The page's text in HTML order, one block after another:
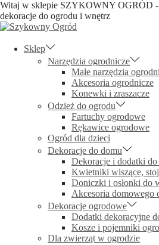
Witaj w sklepie SZYKOWNY OGRÓD -
dekoracje do ogrodu i wnętrz
Skip
navigation
Skip
contentSklep
Narzędzia ogrodnicze
Małe narzędzia
Akcesoria ogrodnicze
Konewki i zraszacze
Odzież do ogrodu
Fartuchy ogrodowe
Rękawice ogrodowe
Ogród dla dzieci
Dekoracje do domu
Dekoracje i dodatki
Kwietniki wiszące,
Doniczki i osłonki do
Akcesoria domowego
Dekoracje ogrodowe
Dodatki dekoracyjne
Kosze i pojemniki
Dla zwierząt w ogrodzie